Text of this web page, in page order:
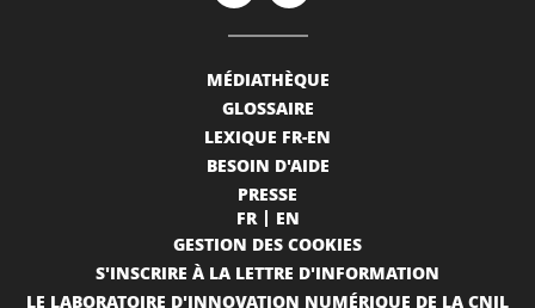
MÉDIATHÈQUE
GLOSSAIRE
LEXIQUE FR-EN
BESOIN D'AIDE
PRESSE
FR
EN
GESTION DES COOKIES
S'INSCRIRE À LA LETTRE D'INFORMATION
LE LABORATOIRE D'INNOVATION NUMÉRIQUE DE LA CNIL